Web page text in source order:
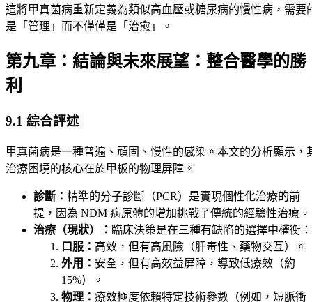
這將甲真菌病重新定義為類似高血壓或糖尿病的慢性病，需要
是「管理」而不僅僅是「治愈」。
第九章：結論與未來展望：整合醫學的勝
利
9.1 綜合評述
甲真菌病是一種普遍、頑固、慢性的感染。本文的分析顯示，
治療困境的核心在於甲板的物理屏障。
診斷： 精準的分子診斷（PCR）是實現個性化治療的前
提，因為 NDM 病原體的增加挑戰了傳統的經驗性治療。
治療（現狀）： 臨床決策是在三種有缺陷的選擇中權衡：
口服： 高效，但有高風險（肝毒性、藥物交互）。
外用： 安全，但有高效益屏障，導致低療效（約
15%）。
物理： 療效極度依賴特定技術參數（例如，短脈衝